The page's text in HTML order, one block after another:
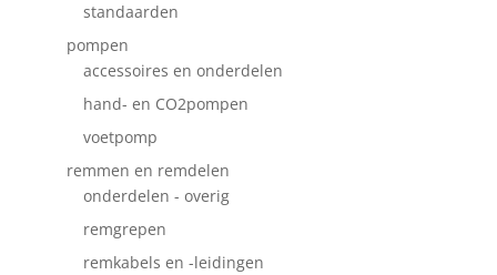
standaarden
pompen
accessoires en onderdelen
hand- en CO2pompen
voetpomp
remmen en remdelen
onderdelen - overig
remgrepen
remkabels en -leidingen